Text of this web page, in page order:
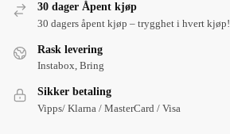
30 dager Åpent kjøp
30 dagers åpent kjøp – trygghet i hvert kjøp!
Rask levering
Instabox, Bring
Sikker betaling
Vipps/ Klarna / MasterCard / Visa